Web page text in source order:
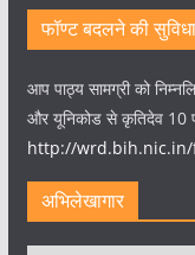
फॉण्ट बदलने की सुविधा
आप पाठ्य सामग्री को
और यूनिकोड से कृतिदेव 10
http://wrd.bih.nic.in/
अभिलेखागार